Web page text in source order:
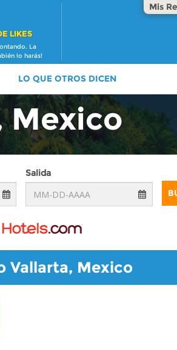
LIKES
La
lo harás!
Mis
LO QUE OTROS DICEN
Mexico
Salida
Vallarta, Mexico